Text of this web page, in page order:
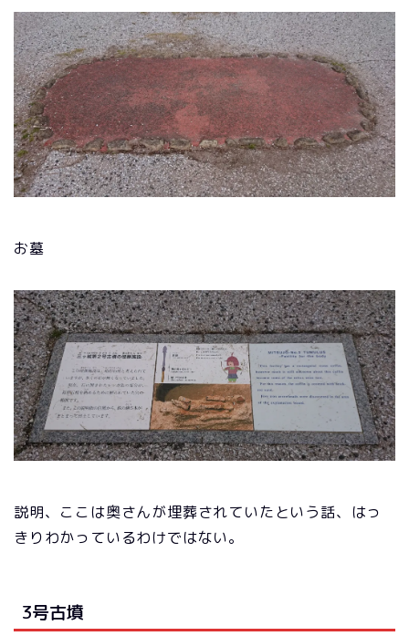
お墓
説明、ここは奥さんが埋葬されていたという話、はっ
きりわかっているわけではない。
3号古墳